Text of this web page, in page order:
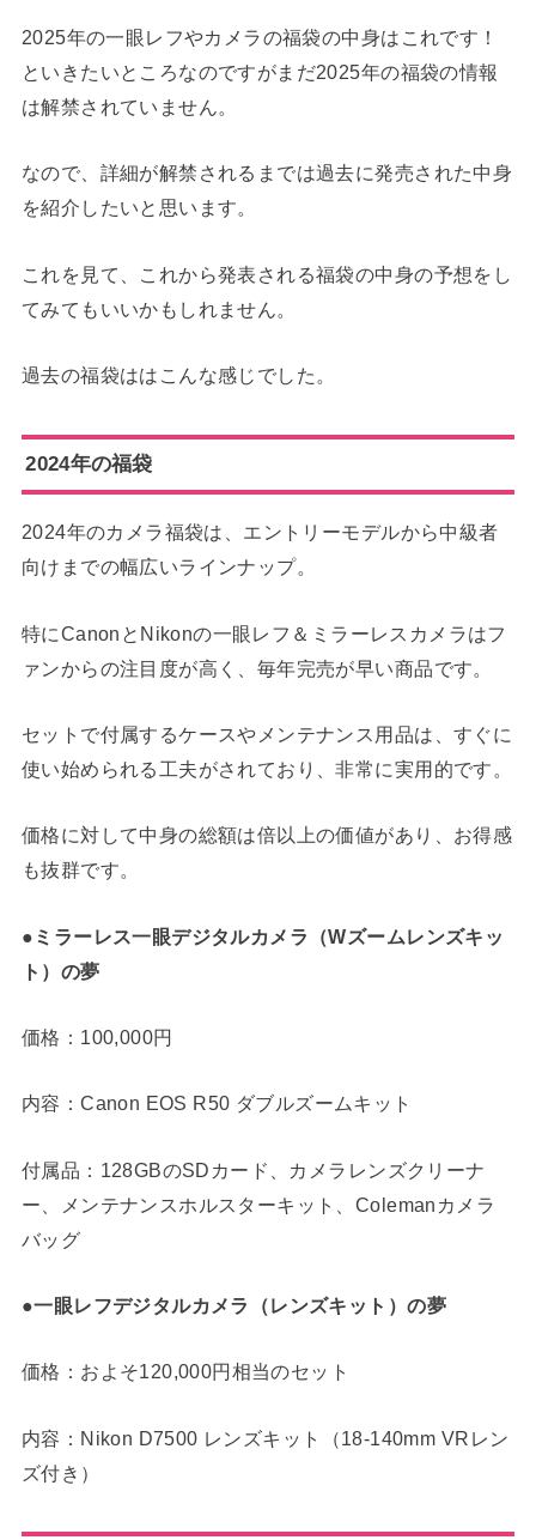
2025年の一眼レフやカメラの福袋の中身はこれです！
といきたいところなのですがまだ2025年の福袋の情報
は解禁されていません。
なので、詳細が解禁されるまでは過去に発売された中身
を紹介したいと思います。
これを見て、これから発表される福袋の中身の予想をし
てみてもいいかもしれません。
過去の福袋ははこんな感じでした。
2024年の福袋
2024年のカメラ福袋は、エントリーモデルから中級者
向けまでの幅広いラインナップ。
特にCanonとNikonの一眼レフ＆ミラーレスカメラはフ
ァンからの注目度が高く、毎年完売が早い商品です。
セットで付属するケースやメンテナンス用品は、すぐに
使い始められる工夫がされており、非常に実用的です。
価格に対して中身の総額は倍以上の価値があり、お得感
も抜群です。
●ミラーレス一眼デジタルカメラ（Wズームレンズキッ
ト）の夢
価格：100,000円​
内容：Canon EOS R50 ダブルズームキット
付属品：128GBのSDカード、カメラレンズクリーナ
ー、メンテナンスホルスターキット、Colemanカメラ
バッグ
●一眼レフデジタルカメラ（レンズキット）の夢
価格：およそ120,000円相当のセット​
内容：Nikon D7500 レンズキット（18-140mm VRレン
ズ付き）